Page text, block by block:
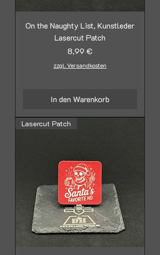
On the Naughty List, Kunstleder
Lasercut Patch
Preis
8,99 €
zzgl. Versandkosten
In den Warenkorb
Lasercut Patch